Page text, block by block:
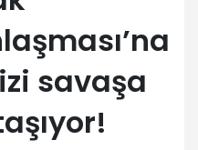
savaşa